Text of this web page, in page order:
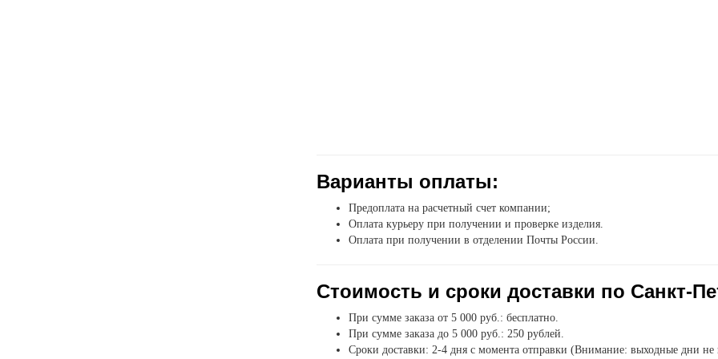
Варианты оплаты:
Предоплата на расчетный счет компании;
Оплата курьеру при получении и проверке изделия.
Оплата при получении в отделении Почты России.
Стоимость и сроки доставки по Санкт-
При сумме заказа от 5 000 руб.: бесплатно.
При сумме заказа до 5 000 руб.: 250 рублей.
Сроки доставки: 2-4 дня с момента отправки (Внимание: выходные дни не